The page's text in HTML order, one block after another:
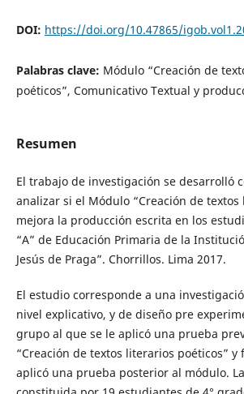
DOI: https://doi.org/10.47865/
Palabras clave: Módulo “Creación de
poéticos”, Comunicativo Textual y
Resumen
El trabajo de investigación se desarrolló
analizar si el Módulo “Creación de
mejora la producción escrita en los
“A” de Educación Primaria de la
Jesús de Praga”. Chorrillos. Lima 2017.
El estudio corresponde a una
nivel explicativo, y de diseño pre
grupo al que se le aplicó una prueba
“Creación de textos literarios poéticos”
aplicó una prueba posterior al módulo.